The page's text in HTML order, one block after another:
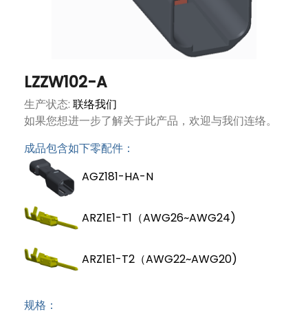
LZZW102-A
生产状态: 联络我们
如果您想进一步了解关于此产品，欢迎与我们连络。
成品包含如下零配件：
AGZ181-HA-N
ARZ1E1-T1（AWG26~AWG24)
ARZ1E1-T2（AWG22~AWG20)
规格：